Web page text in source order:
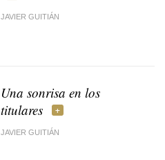
JAVIER GUITIÁN
Una sonrisa en los
titulares
JAVIER GUITIÁN